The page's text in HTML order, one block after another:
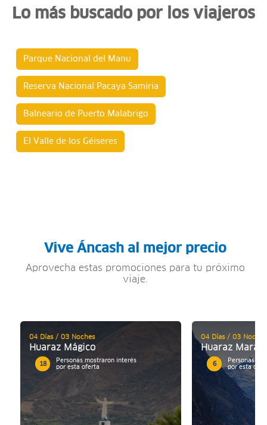
Lo más buscado por los viajeros
Parque Nacional del Manu
Reserva Nacional Pacaya Samiria
Balneario de Puerto Malabrigo
El Valle de los Géiseres
Vive Áncash al mejor precio
Aprovecha estas promociones para tu próximo
viaje.
04 Días / 03 Noches
Huaraz Mágico
18
Personas mostraron interés
por esta oferta
04 Días / 03 Noches
Huaraz
6
Personas
por esta